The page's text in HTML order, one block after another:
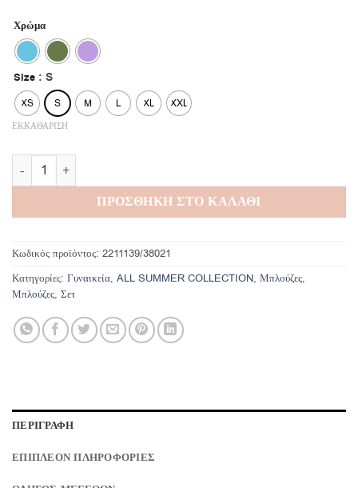
Χρώμα
Size : S
XS S M L XL XXL
ΕΚΚΑΘΑΡΙΣΗ
Robin Blouse ποσότητα
ΠΡΟΣΘΗΚΗ ΣΤΟ ΚΑΛΑΘΙ
Κωδικός προϊόντος: 2211139/38021
Κατηγορίες: Γυναικεία, ALL SUMMER COLLECTION, Μπλούζες,
Μπλούζες, Σετ
ΠΕΡΙΓΡΑΦΗ
ΕΠΙΠΛΕΟΝ ΠΛΗΡΟΦΟΡΙΕΣ